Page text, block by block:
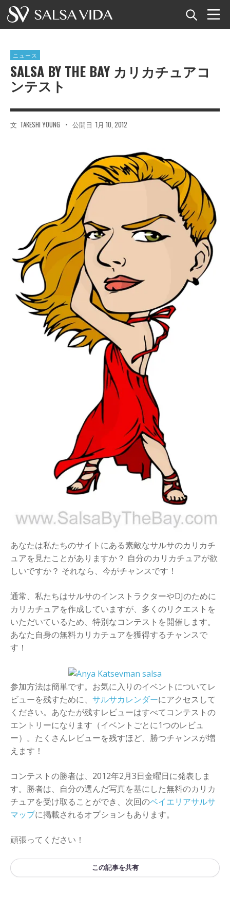
イベント
ニュース
記事
TuneTempo
イベントを追加
ニュース
SALSA BY THE BAY カリカチュアコ
ンテスト
文 TAKESHI YOUNG • 公開日 1月 10, 2012
あなたは私たちのサイトにある素敵なサルサのカリカチ
ュアを見たことがありますか？ 自分のカリカチュアが欲
しいですか？ それなら、今がチャンスです！
通常、私たちはサルサのインストラクターやDJのために
カリカチュアを作成していますが、多くのリクエストを
いただいているため、特別なコンテストを開催します。
あなた自身の無料カリカチュアを獲得するチャンスで
す！
参加方法は簡単です。お気に入りのイベントについてレ
ビューを残すために、 サルサカレンダーにアクセスして
ください。あなたが残すレビューはすべてコンテストの
エントリーになります（イベントごとに1つのレビュ
ー）。たくさんレビューを残すほど、勝つチャンスが増
えます！
コンテストの勝者は、2012年2月3日金曜日に発表しま
す。勝者は、自分の選んだ写真を基にした無料のカリカ
チュアを受け取ることができ、次回のベイエリアサルサ
マップに掲載されるオプションもあります。
頑張ってください！
この記事を共有